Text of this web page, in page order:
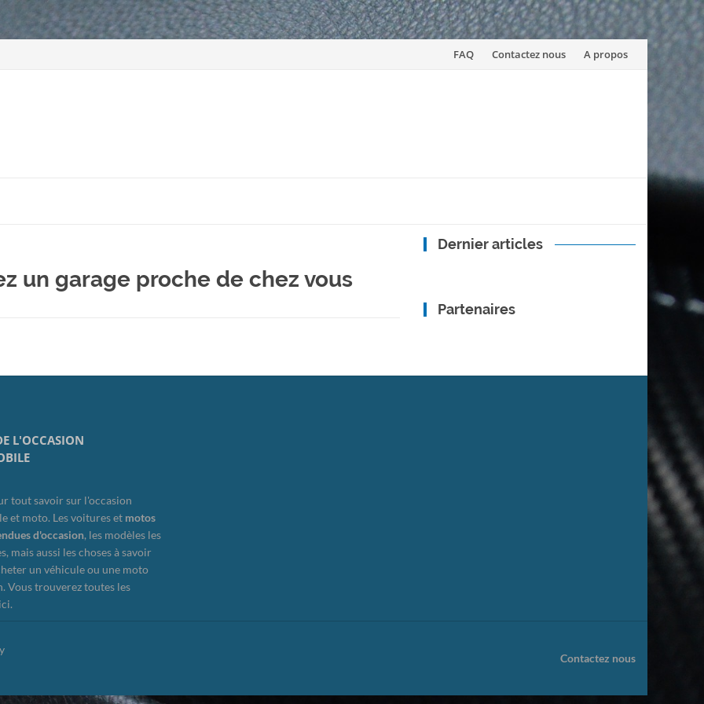
Skip
FAQ Contactez nous A propos
un garage proche de chez vous
Dernier articles
Partenaires
L'OCCASION
tout savoir sur l'occasion
et moto. Les voitures et motos
d'occasion, les modèles les
mais aussi les choses à savoir
un véhicule ou une moto
Vous trouverez toutes les
Contactez nous